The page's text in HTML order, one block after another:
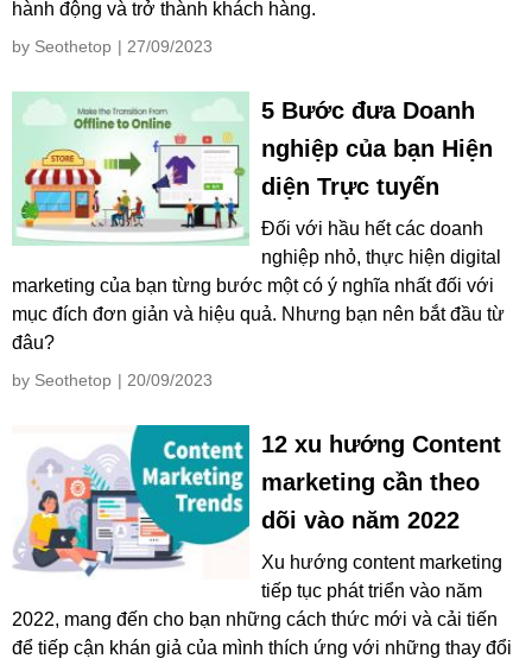
hành động và trở thành khách hàng.
by Seothetop | 27/09/2023
5 Bước đưa Doanh
nghiệp của bạn Hiện
diện Trực tuyến
Đối với hầu hết các doanh
nghiệp nhỏ, thực hiện digital
marketing của bạn từng bước một có ý nghĩa nhất đối với
mục đích đơn giản và hiệu quả. Nhưng bạn nên bắt đầu từ
đâu?
by Seothetop | 20/09/2023
12 xu hướng Content
marketing cần theo
dõi vào năm 2022
Xu hướng content marketing
tiếp tục phát triển vào năm
2022, mang đến cho bạn những cách thức mới và cải tiến
để tiếp cận khán giả của mình thích ứng với những thay đổi